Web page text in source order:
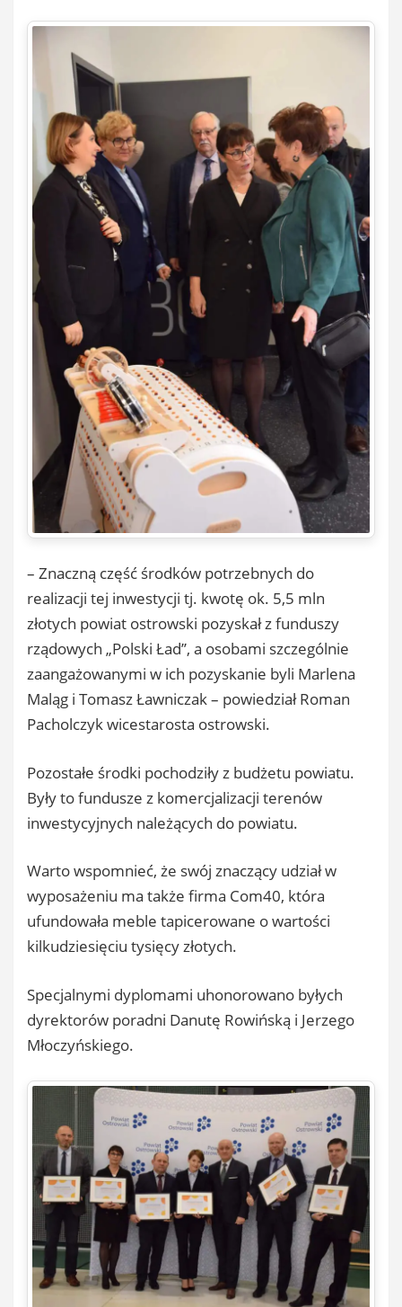
– Znaczną część środków potrzebnych do
realizacji tej inwestycji tj. kwotę ok. 5,5 mln
złotych powiat ostrowski pozyskał z funduszy
rządowych „Polski Ład’’, a osobami szczególnie
zaangażowanymi w ich pozyskanie byli Marlena
Maląg i Tomasz Ławniczak – powiedział Roman
Pacholczyk wicestarosta ostrowski.
Pozostałe środki pochodziły z budżetu powiatu.
Były to fundusze z komercjalizacji terenów
inwestycyjnych należących do powiatu.
Warto wspomnieć, że swój znaczący udział w
wyposażeniu ma także firma Com40, która
ufundowała meble tapicerowane o wartości
kilkudziesięciu tysięcy złotych.
Specjalnymi dyplomami uhonorowano byłych
dyrektorów poradni Danutę Rowińską i Jerzego
Młoczyńskiego.